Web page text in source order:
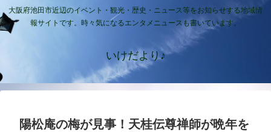
大阪府池田市近辺のイベント・観光・歴史・ニュース等をお知らせする地域情
報サイトです。時々気になるエンタメニュースも書いています。
いけだより♪
陽松庵の梅が見事！天桂伝尊禅師が晩年を